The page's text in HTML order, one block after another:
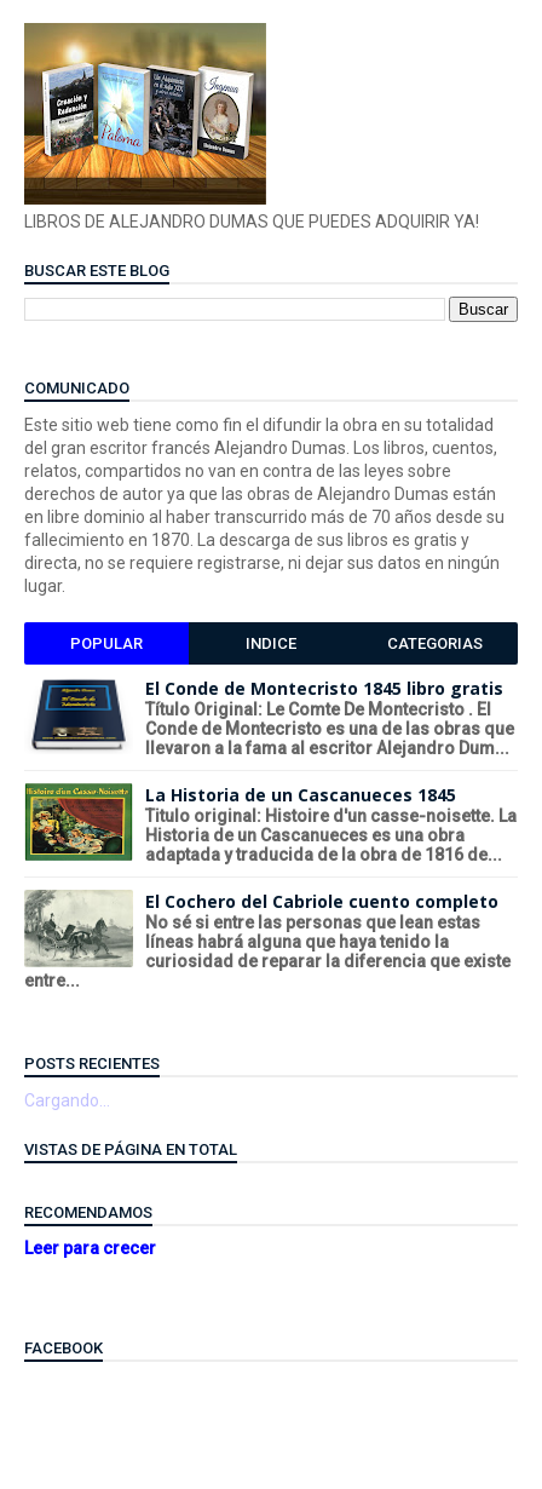
LIBROS DE ALEJANDRO DUMAS QUE PUEDES ADQUIRIR YA!
BUSCAR ESTE BLOG
COMUNICADO
Este sitio web tiene como fin el difundir la obra en su totalidad
del gran escritor francés Alejandro Dumas. Los libros, cuentos,
relatos, compartidos no van en contra de las leyes sobre
derechos de autor ya que las obras de Alejandro Dumas están
en libre dominio al haber transcurrido más de 70 años desde su
fallecimiento en 1870. La descarga de sus libros es gratis y
directa, no se requiere registrarse, ni dejar sus datos en ningún
lugar.
POPULAR INDICE CATEGORIAS
El Conde de Montecristo 1845 libro gratis
Título Original: Le Comte De Montecristo . El
Conde de Montecristo es una de las obras que
llevaron a la fama al escritor Alejandro Dum...
La Historia de un Cascanueces 1845
Titulo original: Histoire d'un casse-noisette. La
Historia de un Cascanueces es una obra
adaptada y traducida de la obra de 1816 de...
El Cochero del Cabriole cuento completo
No sé si entre las personas que lean estas
líneas habrá alguna que haya tenido la
curiosidad de reparar la diferencia que existe
entre...
POSTS RECIENTES
Cargando...
VISTAS DE PÁGINA EN TOTAL
RECOMENDAMOS
Leer para crecer
FACEBOOK